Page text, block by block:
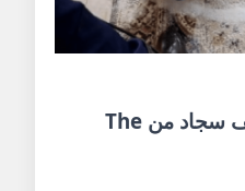
سجاد من The